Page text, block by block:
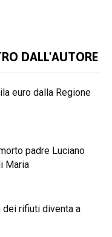
DALL'AUTORE
euro dalla Regione
padre Luciano
Maria
dei rifiuti diventa a